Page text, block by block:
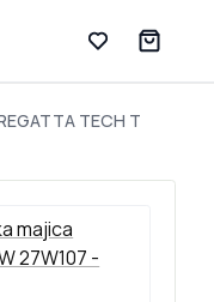
Lista želja
TECH T